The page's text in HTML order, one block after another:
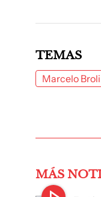
TEMAS
Marcelo Broli
MÁS